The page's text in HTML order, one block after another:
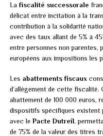
La fiscalité successorale
délicat entre incitation à la
contribution à la solidarité
avec des taux allant de 5% à
entre personnes non parentes,
européens aux impositions les
Les abattements fiscaux
d’allègement de cette fiscalité.
abattement de 100 000 euros,
dispositifs spécifiques existent
avec lePacte Dutreil,
de 75% de la valeur des titres